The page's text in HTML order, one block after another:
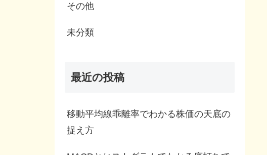
その他
未分類
最近の投稿
移動平均線乖離率でわかる株価の天底の
捉え方